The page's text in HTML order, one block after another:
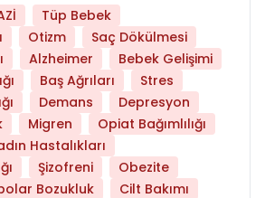
Tüp Bebek
Otizm
Saç Dökülmesi
Alzheimer
Bebek Gelişimi
Baş Ağrıları
Stres
Demans
Depresyon
Migren
Opiat Bağımlılığı
Hastalıkları
Şizofreni
Obezite
Bozukluk Cilt Bakımı